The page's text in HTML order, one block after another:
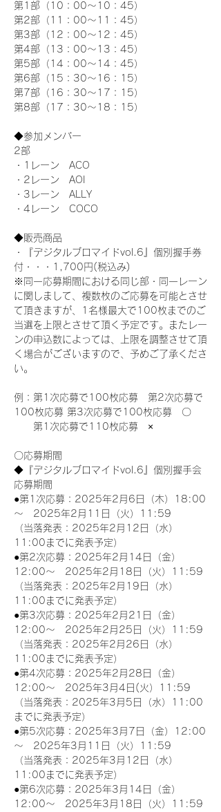
第1部（10：00～10：45）
第2部（11：00～11：45）
第3部（12：00～12：45）
第4部（13：00～13：45）
第5部（14：00～14：45）
第6部（15：30～16：15）
第7部（16：30～17：15）
第8部（17：30～18：15）
◆参加メンバー
2部
・1レーン　ACO
・2レーン　AOI
・3レーン　ALLY
・4レーン　COCO
◆販売商品
・『デジタルブロマイドvol.6』個別握手券
付・・・1,700円(税込み)
※同一応募期間における同じ部・同一レーン
に関しまして、複数枚のご応募を可能とさせ
て頂きますが、1名様最大で100枚までのご
当選を上限とさせて頂く予定です。またレー
ンの申込数によっては、上限を調整させて頂
く場合がございますので、予めご了承くださ
い。
例：第1次応募で100枚応募　第2次応募で
100枚応募 第3次応募で100枚応募　〇
第1次応募で110枚応募　×
〇応募期間
◆『デジタルブロマイドvol.6』個別握手会
応募期間
●第1次応募：2025年2月6日（木）18:00
～　2025年2月11日（火）11:59
（当落発表：2025年2月12日（水）
11:00までに発表予定）
●第2次応募：2025年2月14日（金）
12:00～　2025年2月18日（火）11:59
（当落発表：2025年2月19日（水）
11:00までに発表予定）
●第3次応募：2025年2月21日（金）
12:00～　2025年2月25日（火）11:59
（当落発表：2025年2月26日（水）
11:00までに発表予定）
●第4次応募：2025年2月28日（金）
12:00～　2025年3月4日(火）11:59
（当落発表：2025年3月5日（水）11:00
までに発表予定）
●第5次応募：2025年3月7日（金）12:00
～　2025年3月11日（火）11:59
（当落発表：2025年3月12日（水）
11:00までに発表予定）
●第6次応募：2025年3月14日（金）
12:00～　2025年3月18日（火）11:59